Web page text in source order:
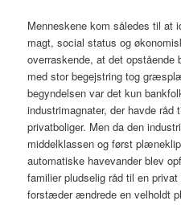
Menneskene kom således til at
magt, social status og
overraskende, at det opstående
med stor begejstring tog
begyndelsen var det kun
industrimagnater, der havde råd
privatboliger. Men da den
middelklassen og først
automatiske havevander blev
familier pludselig råd til en
forstæder ændrede en velholdt